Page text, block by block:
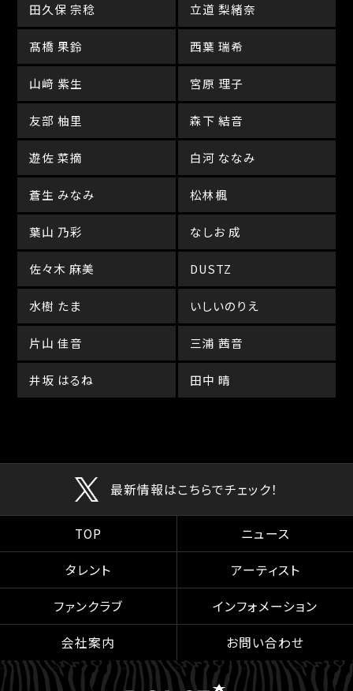
田久保 宗稔 立道 梨緒奈
髙橋 果鈴 西葉 瑞希
山﨑 紫生 宮原 理子
友部 柚里 森下 結音
遊佐 菜摘 白河 ななみ
蒼生 みなみ 松林楓
葉山 乃彩 なしお 成
佐々木 麻美 DUSTZ
水樹 たま いしいのりえ
片山 佳音 三浦 茜音
井坂 はるね 田中 晴
最新情報はこちらでチェック！
TOP
ニュース
タレント
アーティスト
ファンクラブ
インフォメーション
会社案内
お問い合わせ